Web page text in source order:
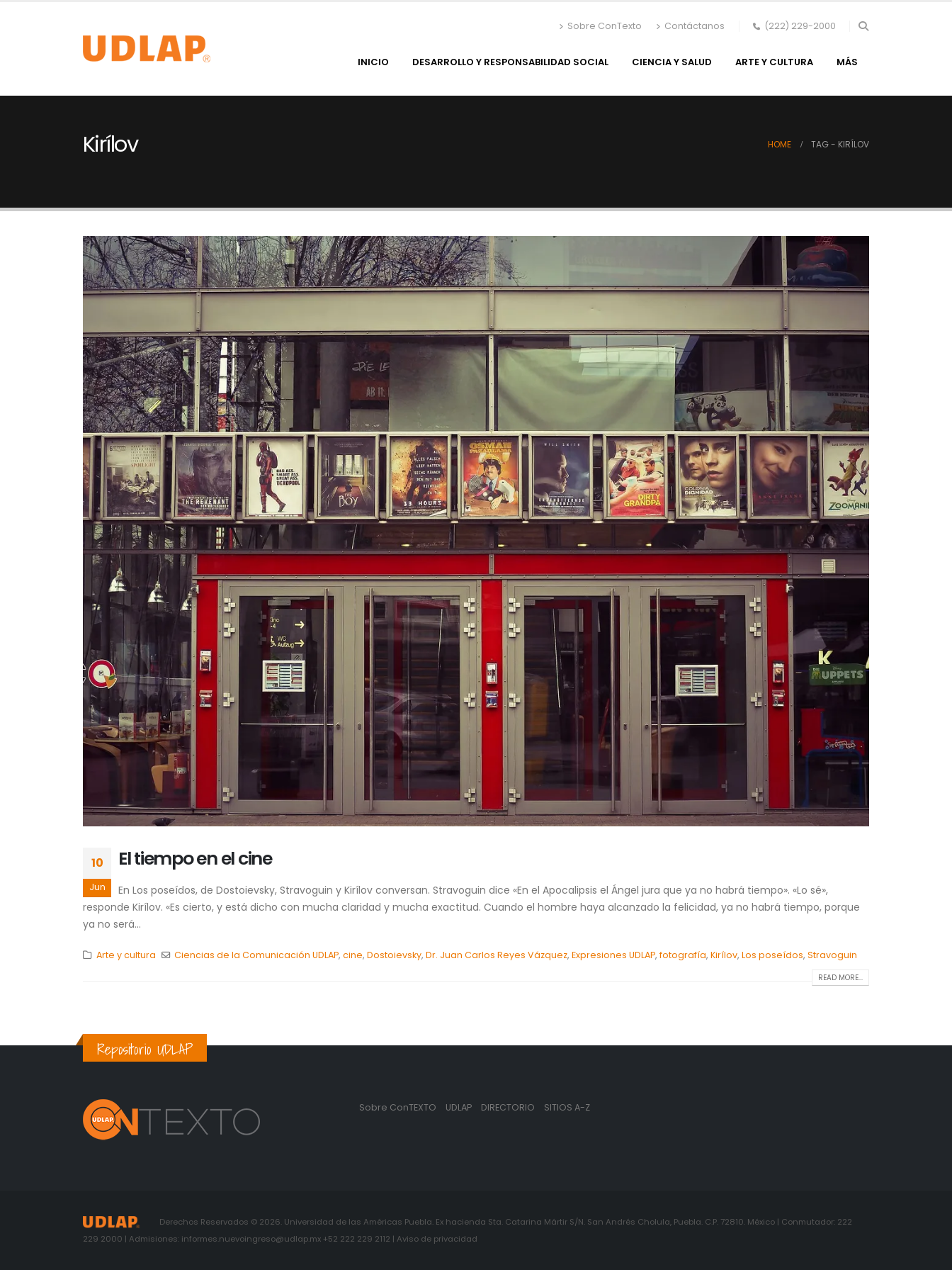
Sobre ConTexto Contáctanos (222) 229-2000
INICIO DESARROLLO Y RESPONSABILIDAD SOCIAL CIENCIA Y SALUD ARTE Y CULTURA MÁS
Kirílov HOME TAG - KIRÍLOV
10
Jun
El tiempo en el cine
En Los poseídos, de Dostoievsky, Stravoguin y Kirílov conversan. Stravoguin dice «En el Apocalipsis el Ángel jura que ya no habrá tiempo». «Lo sé»,
responde Kirílov. «Es cierto, y está dicho con mucha claridad y mucha exactitud. Cuando el hombre haya alcanzado la felicidad, ya no habrá tiempo, porque
ya no será...
Arte y cultura Ciencias de la Comunicación UDLAP,cine,Dostoievsky,Dr. Juan Carlos Reyes Vázquez,Expresiones UDLAP,fotografía,Kirílov,Los poseídos,Stravoguin
READ MORE...
Repositorio UDLAP
Sobre ConTEXTO UDLAP DIRECTORIO SITIOS A-Z
Derechos Reservados © 2026. Universidad de las Américas Puebla. Ex hacienda Sta. Catarina Mártir S/N. San Andrés Cholula, Puebla. C.P. 72810. México | Conmutador: 222
229 2000 | Admisiones: informes.nuevoingreso@udlap.mx +52 222 229 2112 | Aviso de privacidad